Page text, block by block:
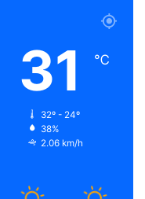
31 ℃
32º - 24º
38%
2.06 km/h